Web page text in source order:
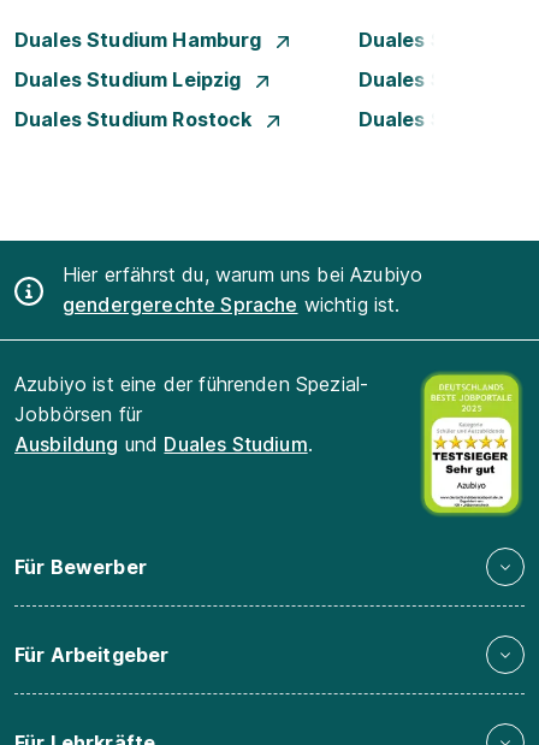
Duales Studium Hamburg
Duales Studium
Duales Studium Leipzig
Duales Studium
Duales Studium Rostock
Duales Studium
Hier erfährst du, warum uns bei Azubiyo
gendergerechte Sprache wichtig ist.
Azubiyo ist eine der führenden Spezial-
Jobbörsen für
Ausbildung und Duales Studium.
Für Bewerber
Für Arbeitgeber